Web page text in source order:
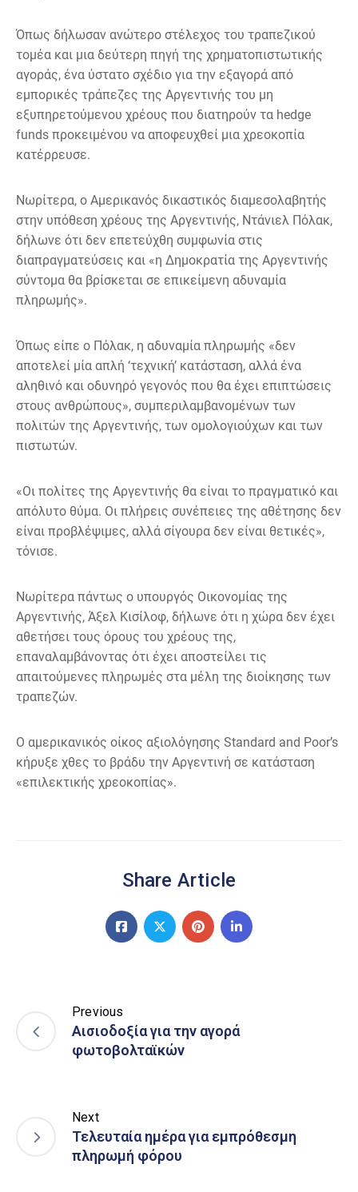
Όπως δήλωσαν ανώτερο στέλεχος του τραπεζικού
τομέα και μια δεύτερη πηγή της χρηματοπιστωτικής
αγοράς, ένα ύστατο σχέδιο για την εξαγορά από
εμπορικές τράπεζες της Αργεντινής του μη
εξυπηρετούμενου χρέους που διατηρούν τα hedge
funds προκειμένου να αποφευχθεί μια χρεοκοπία
κατέρρευσε.
Νωρίτερα, ο Αμερικανός δικαστικός διαμεσολαβητής
στην υπόθεση χρέους της Αργεντινής, Ντάνιελ Πόλακ,
δήλωνε ότι δεν επετεύχθη συμφωνία στις
διαπραγματεύσεις και «η Δημοκρατία της Αργεντινής
σύντομα θα βρίσκεται σε επικείμενη αδυναμία
πληρωμής».
Όπως είπε ο Πόλακ, η αδυναμία πληρωμής «δεν
αποτελεί μία απλή ‘τεχνική’ κατάσταση, αλλά ένα
αληθινό και οδυνηρό γεγονός που θα έχει επιπτώσεις
στους ανθρώπους», συμπεριλαμβανομένων των
πολιτών της Αργεντινής, των ομολογιούχων και των
πιστωτών.
«Οι πολίτες της Αργεντινής θα είναι το πραγματικό και
απόλυτο θύμα. Οι πλήρεις συνέπειες της αθέτησης δεν
είναι προβλέψιμες, αλλά σίγουρα δεν είναι θετικές»,
τόνισε.
Νωρίτερα πάντως ο υπουργός Οικονομίας της
Αργεντινής, Άξελ Κισίλοφ, δήλωνε ότι η χώρα δεν έχει
αθετήσει τους όρους του χρέους της,
επαναλαμβάνοντας ότι έχει αποστείλει τις
απαιτούμενες πληρωμές στα μέλη της διοίκησης των
τραπεζών.
Ο αμερικανικός οίκος αξιολόγησης Standard and Poor’s
κήρυξε χθες το βράδυ την Αργεντινή σε κατάσταση
«επιλεκτικής χρεοκοπίας».
Share Article
Previous
Αισιοδοξία για την αγορά
φωτοβολταϊκών
Next
Τελευταία ημέρα για εμπρόθεσμη
πληρωμή φόρου